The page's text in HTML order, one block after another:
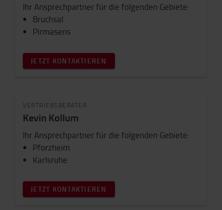
Ihr Ansprechpartner für die folgenden Gebiete:
Bruchsal
Pirmasens
JETZT KONTAKTIEREN
VERTRIEBSBERATER
Kevin Kollum
Ihr Ansprechpartner für die folgenden Gebiete:
Pforzheim
Karlsruhe
JETZT KONTAKTIEREN